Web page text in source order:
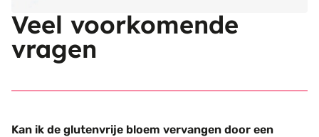
Veel voorkomende
vragen
Kan ik de glutenvrije bloem vervangen door een